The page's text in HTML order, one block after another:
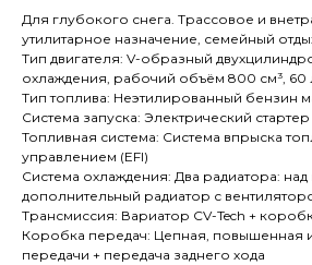
Для глубокого снега. Трассовое и
утилитарное назначение, семейный
Тип двигателя: V-образный
охлаждения, рабочий объём 800 см³, 60
Тип топлива: Неэтилированный бензин
Система запуска: Электрический стартер
Топливная система: Система впрыска
управлением (EFI)
Система охлаждения: Два радиатора: над
дополнительный радиатор с
Трансмиссия: Вариатор CV-Tech +
Коробка передач: Цепная, повышенная
передачи + передача заднего хода